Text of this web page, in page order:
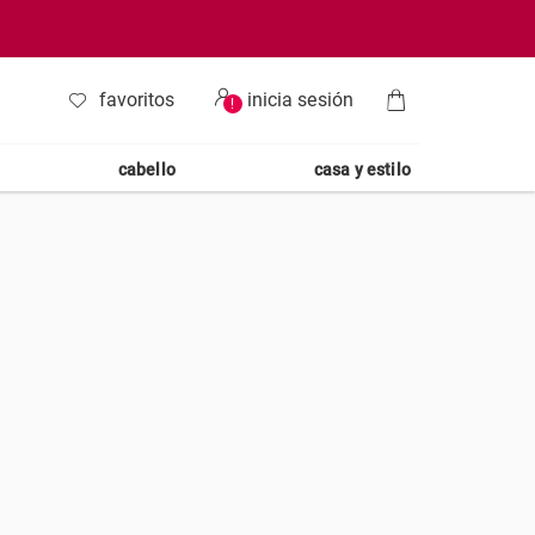
favoritos ! inicia sesión
cabello casa y estilo